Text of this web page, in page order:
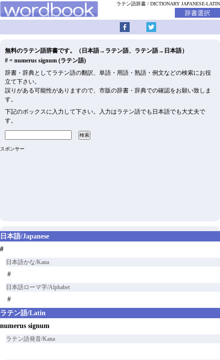
ラテン語辞書 DICTIONARY JAPANESE-LATIN
無料のラテン語辞書です。（日本語→ラテン語、ラテン語→日本語）
# = numerus signum (ラテン語)
辞書・辞典としてラテン語の翻訳、単語・用語・熟語・例文などの検索にお役
立て下さい。
誤りがある可能性がありますので、市販の辞書・辞典での確認をお願い致しま
す。
下記のボックスに入力して下さい。入力はラテン語でも日本語でも大丈夫で
す。
日本語/Japanese
#
日本語かな/Kana
#
日本語ローマ字/Alphabet
#
ラテン語/Latin
numerus signum
ラテン語発音/Kana
スポンサー